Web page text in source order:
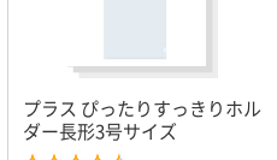
プラス ぴったりすっきりホル
ダー長形3号サイズ